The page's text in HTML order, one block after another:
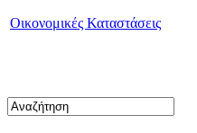
Οικονομικές Καταστάσεις